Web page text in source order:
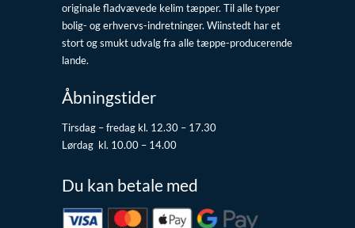
originale fladvævede kelim tæpper. Til alle typer
bolig- og erhvervs-indretninger. Wiinstedt har et
stort og smukt udvalg fra alle tæppe-producerende
lande.
Åbningstider
Tirsdag – fredag kl. 12.30 – 17.30
Lørdag kl. 10.00 – 14.00
Du kan betale med